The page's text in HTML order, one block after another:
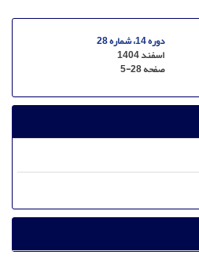
دوره 14، شماره 28
اسفند 1404
صفحه5-28